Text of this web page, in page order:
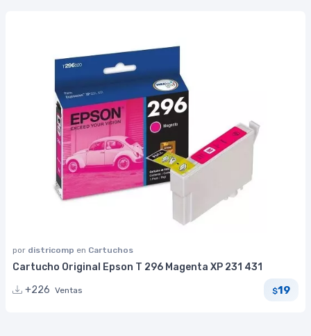
por districomp en Cartuchos
Cartucho Original Epson T 296 Magenta XP 231 431
+226 Ventas $19